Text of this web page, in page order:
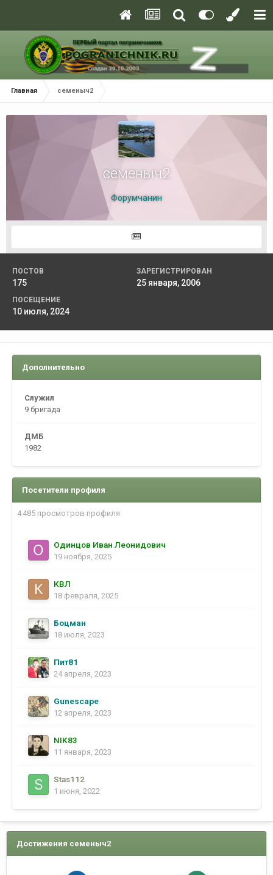
Главная семеныч2
семеныч2
Форумчанин
ПОСТОВ
175
ЗАРЕГИСТРИРОВАН
25 января, 2006
ПОСЕЩЕНИЕ
10 июля, 2024
Дополнительно
Служил
9 бригада
ДМБ
1982
Посетители профиля
4 485 просмотров профиля
Одинцов Иван Леонидович
19 ноября, 2025
КВЛ
18 февраля, 2025
Боцман
18 июля, 2023
Пит81
24 апреля, 2023
Gunescape
12 апреля, 2023
NIK83
11 января, 2023
Stas112
1 июня, 2022
Достижения семеныч2